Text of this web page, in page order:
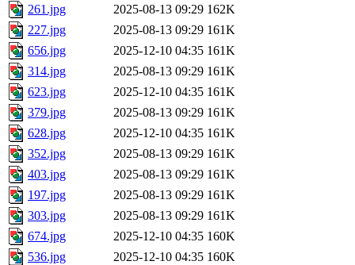
261.jpg
2025-08-13 09:29 162K
227.jpg
2025-08-13 09:29 161K
656.jpg
2025-12-10 04:35 161K
314.jpg
2025-08-13 09:29 161K
623.jpg
2025-12-10 04:35 161K
379.jpg
2025-08-13 09:29 161K
628.jpg
2025-12-10 04:35 161K
352.jpg
2025-08-13 09:29 161K
403.jpg
2025-08-13 09:29 161K
197.jpg
2025-08-13 09:29 161K
303.jpg
2025-08-13 09:29 161K
674.jpg
2025-12-10 04:35 160K
536.jpg
2025-12-10 04:35 160K